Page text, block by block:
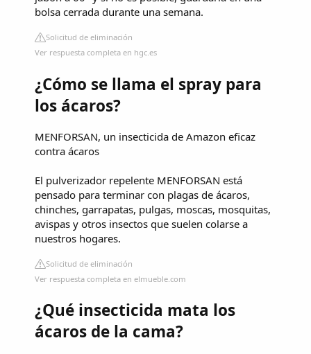
bolsa cerrada durante una semana.
Solicitud de eliminación
Ver respuesta completa en hgc.es
¿Cómo se llama el spray para
los ácaros?
MENFORSAN, un insecticida de Amazon eficaz
contra ácaros
El pulverizador repelente MENFORSAN está
pensado para terminar con plagas de ácaros,
chinches, garrapatas, pulgas, moscas, mosquitas,
avispas y otros insectos que suelen colarse a
nuestros hogares.
Solicitud de eliminación
Ver respuesta completa en elmueble.com
¿Qué insecticida mata los
ácaros de la cama?